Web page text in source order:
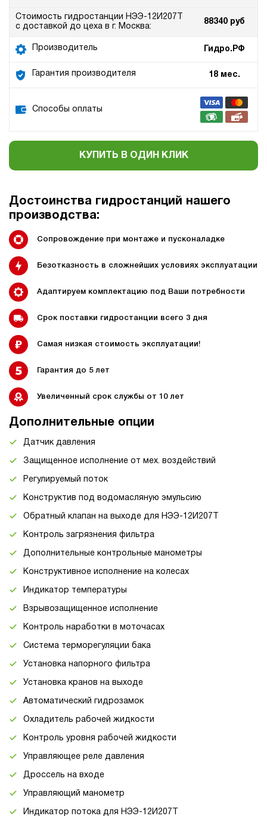
Стоимость гидростанции НЭЭ-12И207Т
с доставкой до цеха в г. Москва:
88340 руб
Производитель Гидро.РФ
Гарантия производителя 18 мес.
Способы оплаты
КУПИТЬ В ОДИН КЛИК
Достоинства гидростанций нашего
производства:
Сопровождение при монтаже и пусконаладке
Безотказность в сложнейших условиях эксплуатации
Адаптируем комплектацию под Ваши потребности
Срок поставки гидростанции всего 3 дня
Самая низкая стоимость эксплуатации!
Гарантия до 5 лет
Увеличенный срок службы от 10 лет
Дополнительные опции
Датчик давления
Защищенное исполнение от мех. воздействий
Регулируемый поток
Конструктив под водомасляную эмульсию
Обратный клапан на выходе для НЭЭ-12И207Т
Контроль загрязнения фильтра
Дополнительные контрольные манометры
Конструктивное исполнение на колесах
Индикатор температуры
Взрывозащищенное исполнение
Контроль наработки в моточасах
Система терморегуляции бака
Установка напорного фильтра
Установка кранов на выходе
Автоматический гидрозамок
Охладитель рабочей жидкости
Контроль уровня рабочей жидкости
Управляющее реле давления
Дроссель на входе
Управляющий манометр
Индикатор потока для НЭЭ-12И207Т